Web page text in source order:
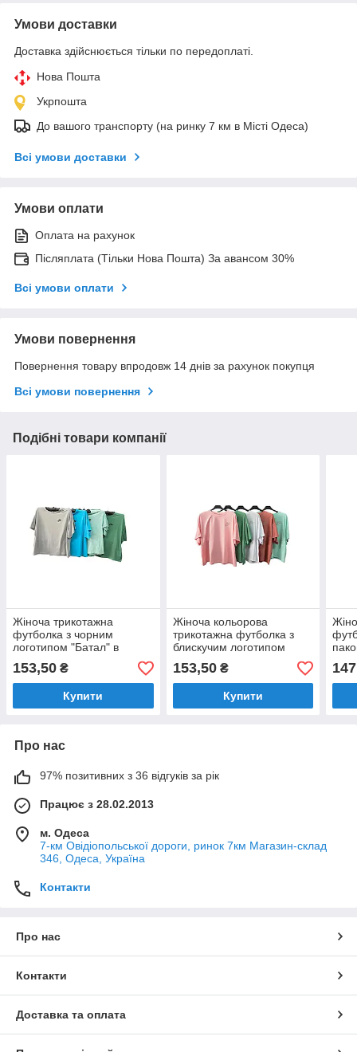
Умови доставки
Доставка здійснюється тільки по передоплаті.
Нова Пошта
Укрпошта
До вашого транспорту (на ринку 7 км в Місті Одеса)
Всі умови доставки
Умови оплати
Оплата на рахунок
Післяплата (Тільки Нова Пошта) За авансом 30%
Всі умови оплати
Умови повернення
Повернення товару впродовж 14 днів за рахунок покупця
Всі умови повернення
Подібні товари компанії
Жіноча трикотажна
футболка з чорним
логотипом "Батал" в
пакованні один колір
Розмір: 54-62 (36080-2)
153,50 ₴
Купити
Жіноча кольорова
трикотажна футболка з
блискучим логотипом
"Батал" в пакованні один
колір Розмір: 54-62
(36079-2)
153,50₴
Купити
Про нас
97% позитивних з 36 відгуків за рік
Працює з 28.02.2013
м. Одеса
7-км Овідіопольської дороги, ринок 7км Магазин-склад
346, Одеса, Україна
Контакти
Про нас
Контакти
Доставка та оплата